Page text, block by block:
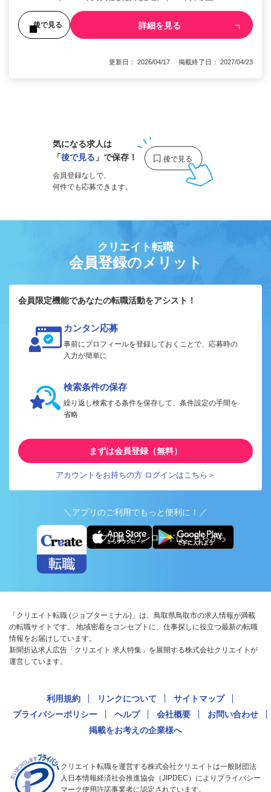
後で見る 詳細を見る
更新日： 2026/04/17 掲載終了日： 2027/04/23
気になる求人は
「後で見る 」で保存！
会員登録なしで、
何件でも応募できます。
クリエイト転職
会員登録のメリット
会員限定機能であなたの転職活動をアシスト！
カンタン応募
事前にプロフィールを登録しておくことで、応募時の
入力が簡単に
検索条件の保存
繰り返し検索する条件を保存して、条件設定の手間を
省略
まずは会員登録（無料）
アカウントをお持ちの方 ログインはこちら＞
＼アプリのご利用でもっと便利に！／
アプリ版ダウンロードはこちらから
「クリエイト転職 (ジョブターミナル)」は、鳥取県鳥取市の求人情報が満載
の転職サイトです。 地域密着をコンセプトに、仕事探しに役立つ最新の転職
情報をお届けしています。
新聞折込求人広告「クリエイト 求人特集」を展開する株式会社クリエイトが
運営しています。
利用規約 リンクについて
サイトマップ
プライバシーポリシー
ヘルプ 会社概要
お問い合わせ
掲載をお考えの企業様へ
クリエイト転職を運営する株式会社クリエイトは一般財団法
人日本情報経済社会推進協会（JIPDEC）によりプライバシー
マーク使用許諾事業者に認定されています。